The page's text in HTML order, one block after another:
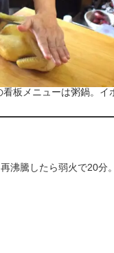
板メニューは粥鍋。イ
沸騰したら弱火で20分